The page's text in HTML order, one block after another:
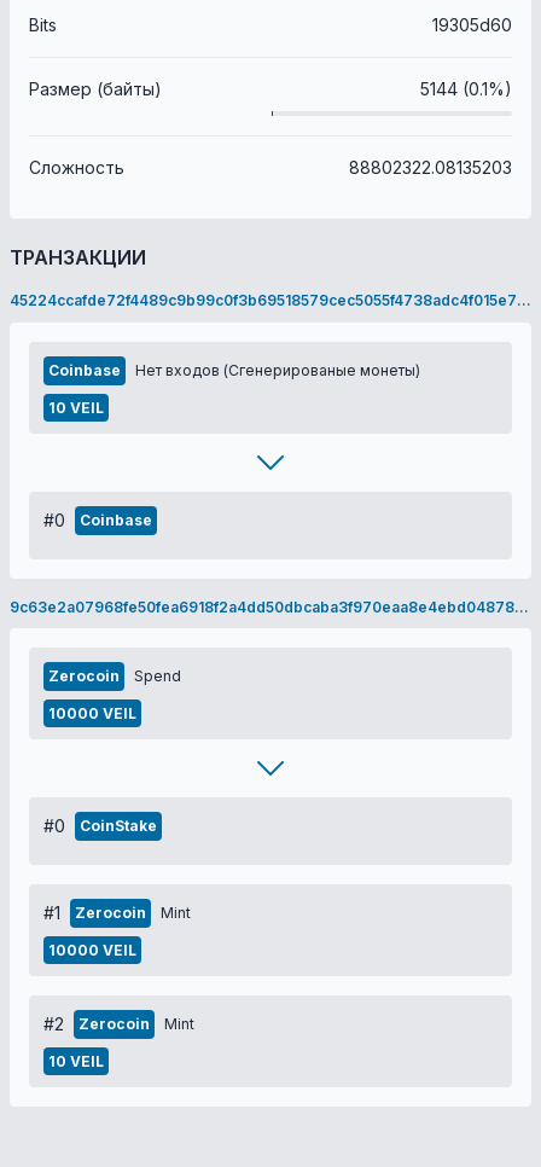
Bits 19305d60
Размер (байты) 5144 (0.1%)
Сложность 88802322.08135203
ТРАНЗАКЦИИ
45224ccafde72f4489c9b99c0f3b69518579cec5055f4738adc4f015e716fe8b
Coinbase Нет входов (Сгенерированые монеты)
10 VEIL
#0 Coinbase
9c63e2a07968fe50fea6918f2a4dd50dbcaba3f970eaa8e4ebd04878762306c8
Zerocoin Spend
10000 VEIL
#0 CoinStake
#1 Zerocoin Mint
10000 VEIL
#2 Zerocoin Mint
10 VEIL